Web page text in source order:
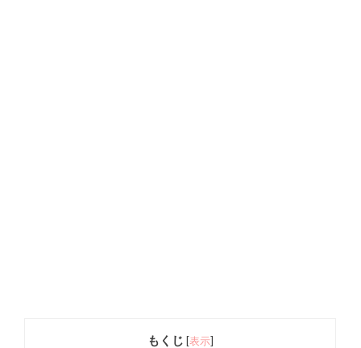
もくじ [表示]